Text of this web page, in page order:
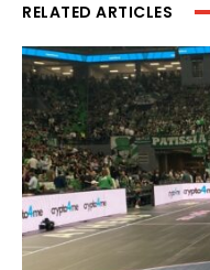
RELATED ARTICLES